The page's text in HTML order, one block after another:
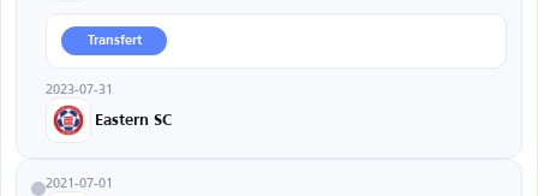
Transfert
2023-07-31
Eastern SC
2021-07-01